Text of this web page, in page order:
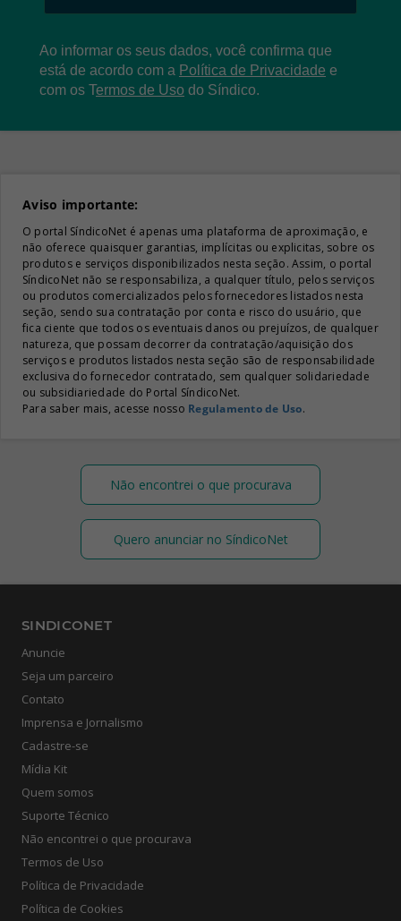
Ao informar os seus dados, você confirma que
está de acordo com a Política de Privacidade e
com os Termos de Uso do Síndico.
Aviso importante:
O portal SíndicoNet é apenas uma plataforma de aproximação, e
não oferece quaisquer garantias, implícitas ou explicitas, sobre os
produtos e serviços disponibilizados nesta seção. Assim, o portal
SíndicoNet não se responsabiliza, a qualquer título, pelos serviços
ou produtos comercializados pelos fornecedores listados nesta
seção, sendo sua contratação por conta e risco do usuário, que
fica ciente que todos os eventuais danos ou prejuízos, de qualquer
natureza, que possam decorrer da contratação/aquisição dos
serviços e produtos listados nesta seção são de responsabilidade
exclusiva do fornecedor contratado, sem qualquer solidariedade
ou subsidiariedade do Portal SíndicoNet.
Para saber mais, acesse nosso Regulamento de Uso.
Não encontrei o que procurava
Quero anunciar no SíndicoNet
SINDICONET
Anuncie
Seja um parceiro
Contato
Imprensa e Jornalismo
Cadastre-se
Mídia Kit
Quem somos
Suporte Técnico
Não encontrei o que procurava
Termos de Uso
Política de Privacidade
Política de Cookies